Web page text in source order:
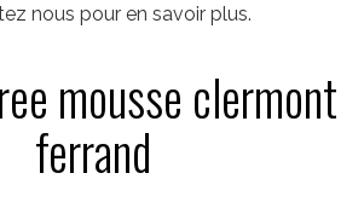
nous pour en savoir plus.
mousse clermont
ferrand